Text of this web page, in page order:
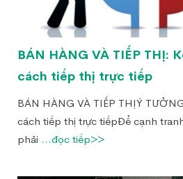
BÁN HÀNG VÀ TIẾP THỊ:
cách tiếp thị trực tiếp
BÁN HÀNG VÀ TIẾP THỊÝ
cách tiếp thị trực tiếpĐể cạnh
phải ...đọc tiếp>>